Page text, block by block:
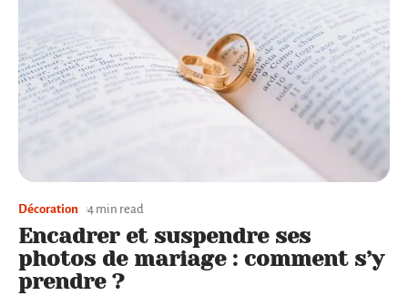
Décoration 4 min read
Encadrer et suspendre ses
photos de mariage : comment s’y
prendre ?